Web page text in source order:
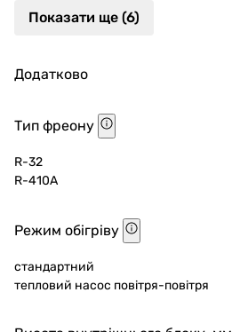
Показати ще (6)
Додатково
Тип фреону
R-32
R-410A
Режим обігріву
стандартний
тепловий насос повітря-повітря